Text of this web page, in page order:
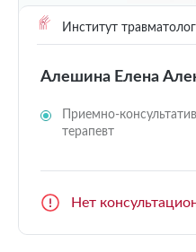
Институт
Алешина Елена
Приемно-
терапевт
Нет